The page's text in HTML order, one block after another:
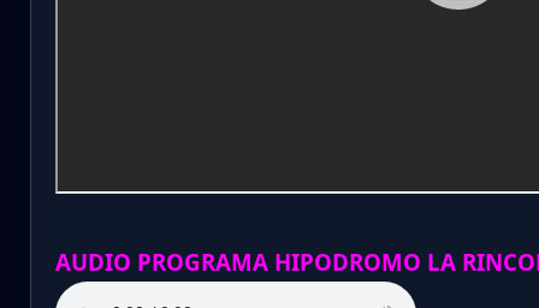
AUDIO PROGRAMA HIPODROMO LA